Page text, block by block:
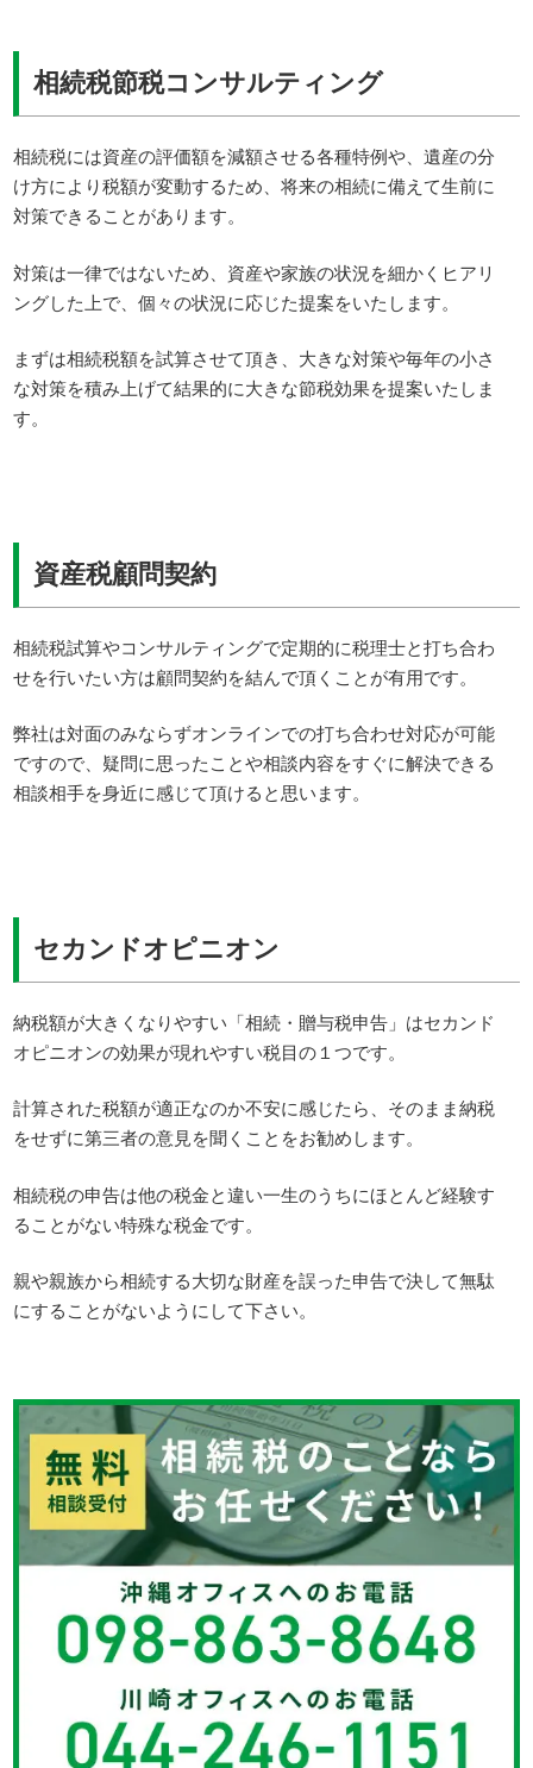
相続税節税コンサルティング
相続税には資産の評価額を減額させる各種特例や、遺産の分
け方により税額が変動するため、将来の相続に備えて生前に
対策できることがあります。
対策は一律ではないため、資産や家族の状況を細かくヒアリ
ングした上で、個々の状況に応じた提案をいたします。
まずは相続税額を試算させて頂き、大きな対策や毎年の小さ
な対策を積み上げて結果的に大きな節税効果を提案いたしま
す。
資産税顧問契約
相続税試算やコンサルティングで定期的に税理士と打ち合わ
せを行いたい方は顧問契約を結んで頂くことが有用です。
弊社は対面のみならずオンラインでの打ち合わせ対応が可能
ですので、疑問に思ったことや相談内容をすぐに解決できる
相談相手を身近に感じて頂けると思います。
セカンドオピニオン
納税額が大きくなりやすい「相続・贈与税申告」はセカンド
オピニオンの効果が現れやすい税目の１つです。
計算された税額が適正なのか不安に感じたら、そのまま納税
をせずに第三者の意見を聞くことをお勧めします。
相続税の申告は他の税金と違い一生のうちにほとんど経験す
ることがない特殊な税金です。
親や親族から相続する大切な財産を誤った申告で決して無駄
にすることがないようにして下さい。